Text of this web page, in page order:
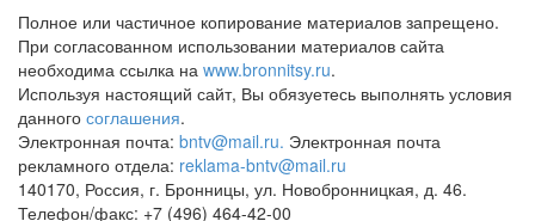
Полное или частичное копирование материалов запрещено.
При согласованном использовании материалов сайта
необходима ссылка на www.bronnitsy.ru.
Используя настоящий сайт, Вы обязуетесь выполнять условия
данного соглашения.
Электронная почта: bntv@mail.ru. Электронная почта
рекламного отдела: reklama-bntv@mail.ru
140170, Россия, г. Бронницы, ул. Новобронницкая, д. 46.
Телефон/факс: +7 (496) 464-42-00